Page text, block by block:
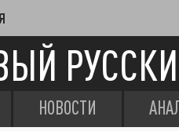
НОВОСТИ